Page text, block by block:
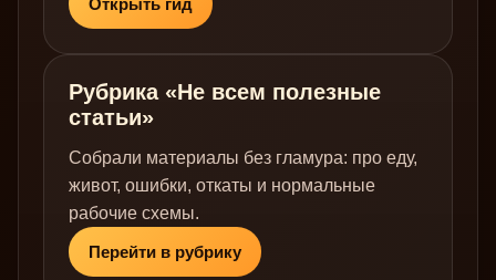
Открыть гид
Рубрика «Не всем полезные
статьи»
Собрали материалы без гламура: про еду,
живот, ошибки, откаты и нормальные
рабочие схемы.
Перейти в рубрику